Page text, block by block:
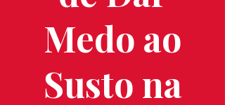
Medo ao
Susto na